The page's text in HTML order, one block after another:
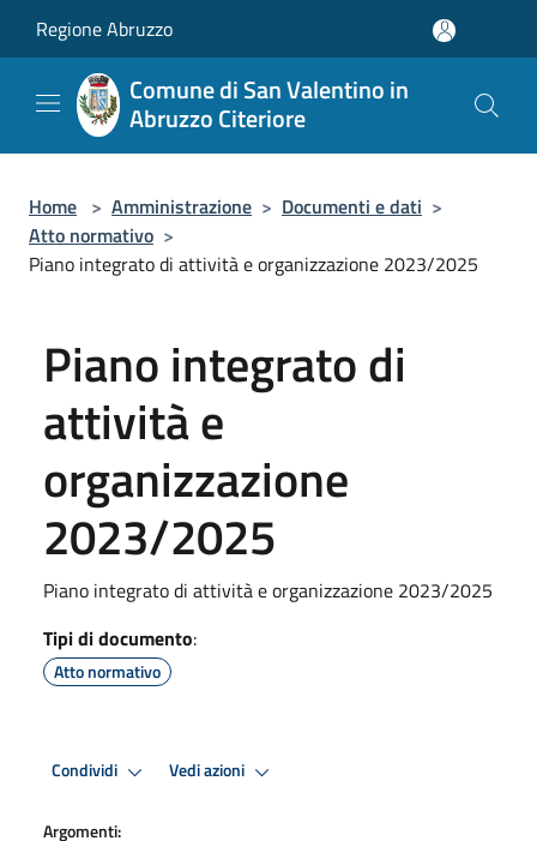
Regione Abruzzo
Comune di San Valentino in
Abruzzo Citeriore
Home > Amministrazione > Documenti e dati >
Atto normativo >
Piano integrato di attività e organizzazione 2023/2025
Piano integrato di
attività e
organizzazione
2023/2025
Piano integrato di attività e organizzazione 2023/2025
Tipi di documento:
Atto normativo
Condividi Vedi azioni
Argomenti: